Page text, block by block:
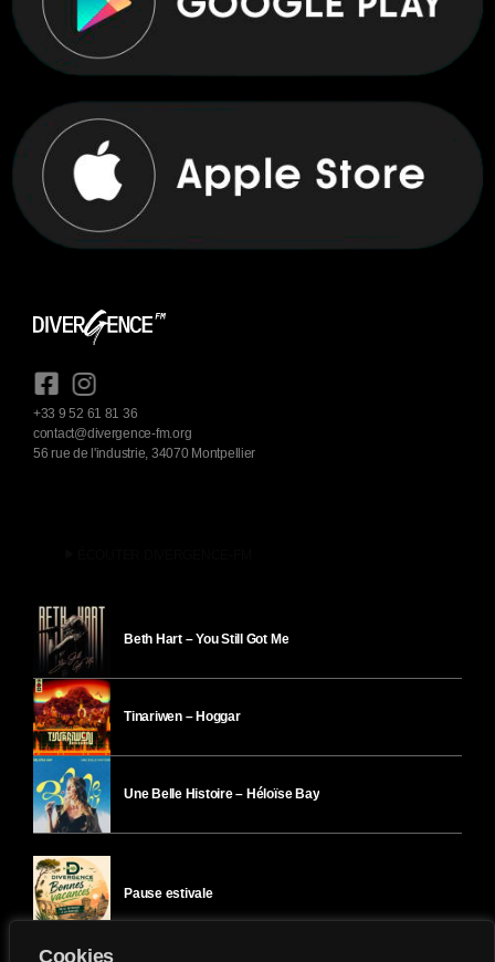
Cookies
+33 9 52 61 81 36
contact@divergence-fm.org
56 rue de l'industrie, 34070 Montpellier
Beth Hart – You Still Got Me
Tinariwen – Hoggar
Une Belle Histoire – Héloïse Bay
Pause estivale